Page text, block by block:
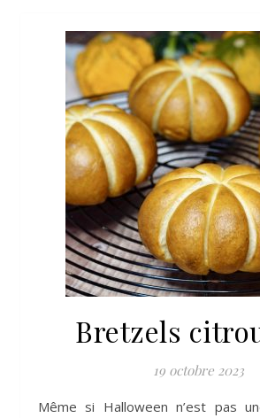
Bretzels
19 octobre 2023
Même si Halloween n’est pas une tradition que